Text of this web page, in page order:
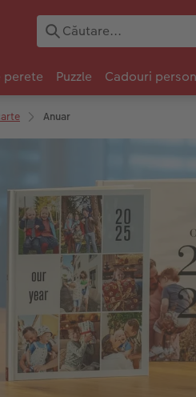
perete Puzzle Cadouri
Anuar